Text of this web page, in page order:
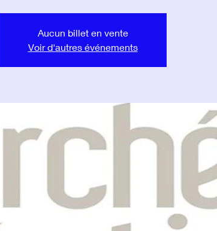
Aucun billet en vente
Voir d'autres événements